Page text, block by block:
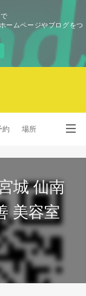
ームページやブログをつ
約 場所
城 仙南
美容室